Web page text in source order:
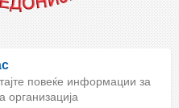
повеќе информации за
организација